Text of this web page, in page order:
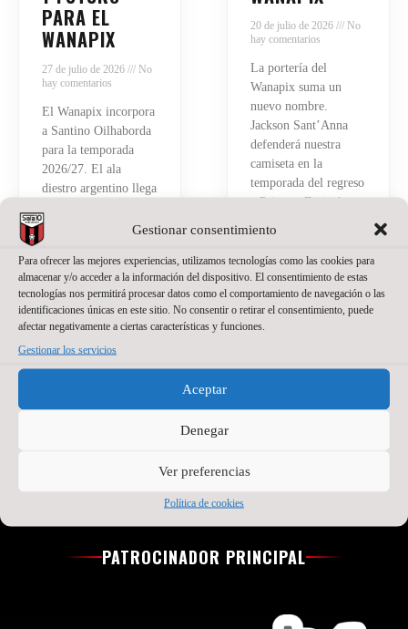
Gestionar consentimiento
Para ofrecer las mejores experiencias, utilizamos tecnologías como las cookies para
almacenar y/o acceder a la información del dispositivo. El consentimiento de estas
tecnologías nos permitirá procesar datos como el comportamiento de navegación o las
identificaciones únicas en este sitio. No consentir o retirar el consentimiento, puede
afectar negativamente a ciertas características y funciones.
Gestionar los servicios
Aceptar
Denegar
Ver preferencias
Política de cookies
PARA EL
WANAPIX
27 de julio de 2026
No
hay comentarios
El Wanapix incorpora
a Santino Oilhaborda
para la temporada
2026/27. El ala
diestro argentino llega
afrontará en Zaragoza
experiencia en el
fútbol sala español.
Tiene 21 años, pero
detrás hay ya bastante
Read More »
20 de julio de 2026
No
hay comentarios
La portería del
Wanapix suma un
nuevo nombre.
Jackson Sant’Anna
defenderá nuestra
camiseta en la
temporada del regreso
a Primera División.
después de varias
temporadas
compitiendo como
portero titular en
PATROCINADOR PRINCIPAL